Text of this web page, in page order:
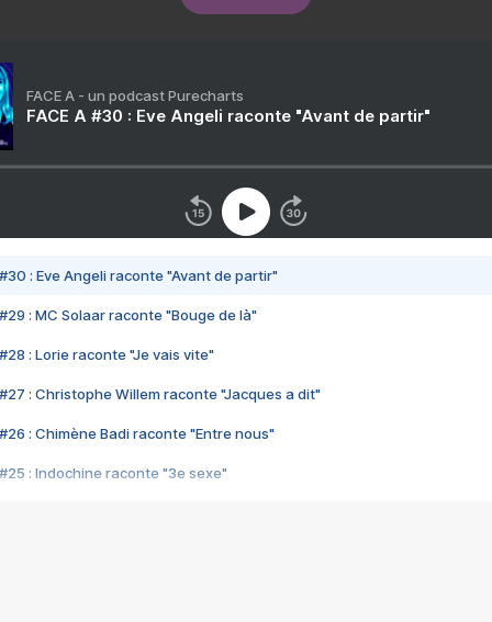
FACE A - un podcast Purecharts
FACE A #30 : Eve Angeli raconte "Avant de partir"
#30 : Eve Angeli raconte "Avant de partir"
#29 : MC Solaar raconte "Bouge de là"
#28 : Lorie raconte "Je vais vite"
#27 : Christophe Willem raconte "Jacques a dit"
#26 : Chimène Badi raconte "Entre nous"
#25 : Indochine raconte "3e sexe"